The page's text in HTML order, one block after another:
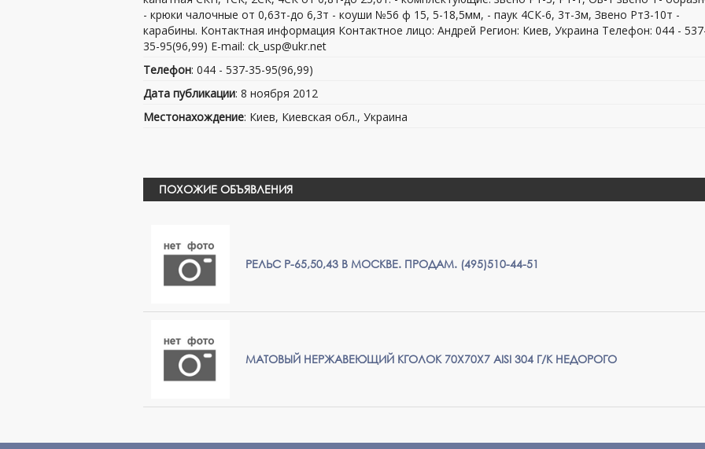
- крюки чалочные от 0,63т-до 6,3т - коуши №56 ф 15, 5-18,5мм, - паук 4СК-6, 3т-3м, Звено Рт3-10т -
карабины. Контактная информация Контактное лицо: Андрей Регион: Киев, Украина Телефон: 044 -
35-95(96,99) E-mail: ck_usp@ukr.net
Телефон: 044 - 537-35-95(96,99)
Дата публикации: 8 ноября 2012
Местонахождение: Киев, Киевская обл., Украина
ПОХОЖИЕ ОБЪЯВЛЕНИЯ
РЕЛЬС Р-65,50,43 В МОСКВЕ. ПРОДАМ. (495)510-44-51
МАТОВЫЙ НЕРЖАВЕЮЩИЙ КГОЛОК 70Х70Х7 AISI 304 Г/К НЕДОРОГО